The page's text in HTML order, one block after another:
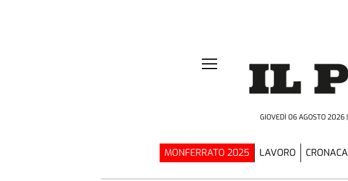
GIOVEDÌ 06 AGOSTO 2026
MONFERRATO 2025 LAVORO CRONACA